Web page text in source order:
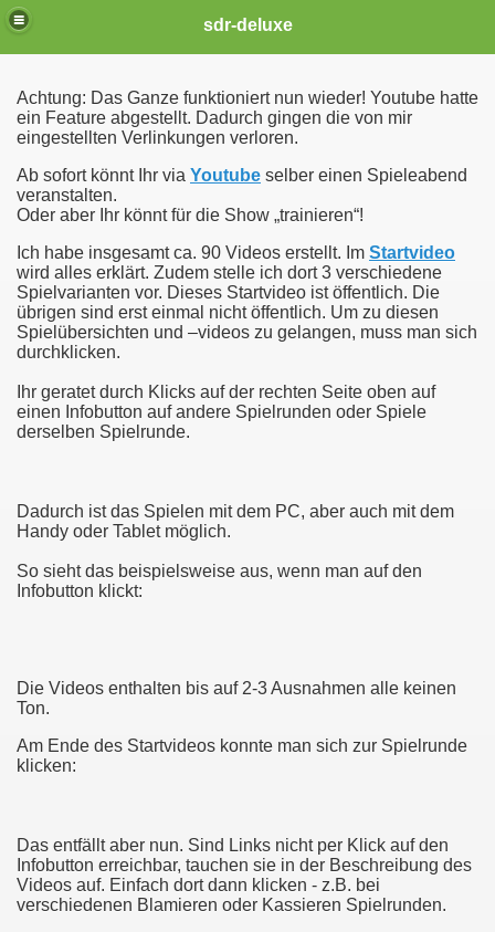
sdr-deluxe
Achtung: Das Ganze funktioniert nun wieder! Youtube hatte
ein Feature abgestellt. Dadurch gingen die von mir
eingestellten Verlinkungen verloren.
Ab sofort könnt Ihr via Youtube selber einen Spieleabend
veranstalten.
Oder aber Ihr könnt für die Show „trainieren“!
Ich habe insgesamt ca. 90 Videos erstellt. Im Startvideo
wird alles erklärt. Zudem stelle ich dort 3 verschiedene
Spielvarianten vor. Dieses Startvideo ist öffentlich. Die
übrigen sind erst einmal nicht öffentlich. Um zu diesen
Spielübersichten und –videos zu gelangen, muss man sich
durchklicken.
Ihr geratet durch Klicks auf der rechten Seite oben auf
einen Infobutton auf andere Spielrunden oder Spiele
derselben Spielrunde.
Dadurch ist das Spielen mit dem PC, aber auch mit dem
Handy oder Tablet möglich.
So sieht das beispielsweise aus, wenn man auf den
Infobutton klickt:
Die Videos enthalten bis auf 2-3 Ausnahmen alle keinen
Ton.
Am Ende des Startvideos konnte man sich zur Spielrunde
klicken:
Das entfällt aber nun. Sind Links nicht per Klick auf den
Infobutton erreichbar, tauchen sie in der Beschreibung des
Videos auf. Einfach dort dann klicken - z.B. bei
verschiedenen Blamieren oder Kassieren Spielrunden.